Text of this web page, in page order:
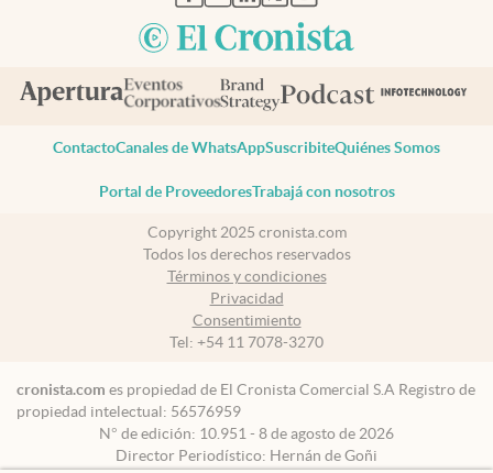
ContactoCanales de WhatsAppSuscribiteQuiénes Somos
Portal de ProveedoresTrabajá con nosotros
Copyright 2025 cronista.com
Todos los derechos reservados
Términos y condiciones
Privacidad
Consentimiento
Tel: +54 11 7078-3270
cronista.com es propiedad de El Cronista Comercial S.A Registro de
propiedad intelectual: 56576959
N° de edición: 10.951 - 8 de agosto de 2026
Director Periodístico: Hernán de Goñi